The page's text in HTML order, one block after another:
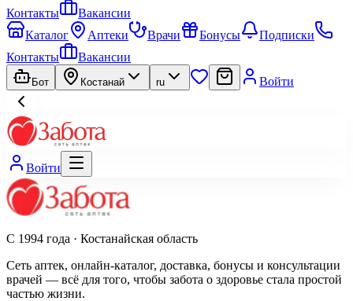
Контакты
Вакансии
Каталог
Аптеки Врачи Бонусы
Подписки
Контакты
Вакансии
Бот Костанай ru Войти
Войти
С 1994 года · Костанайская область
Сеть аптек, онлайн-каталог, доставка, бонусы и консультации
врачей — всё для того, чтобы забота о здоровье стала простой
частью жизни.